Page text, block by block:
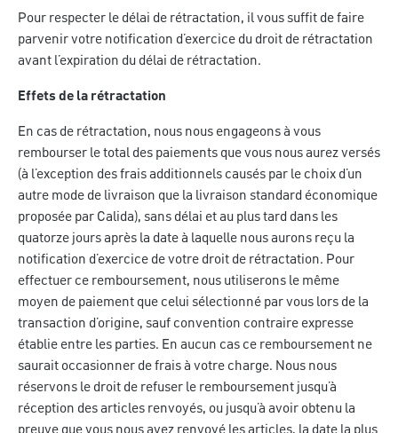
Pour respecter le délai de rétractation, il vous suffit de faire
parvenir votre notification d’exercice du droit de rétractation
avant l’expiration du délai de rétractation.
Effets de la rétractation
En cas de rétractation, nous nous engageons à vous
rembourser le total des paiements que vous nous aurez versés
(à l’exception des frais additionnels causés par le choix d’un
autre mode de livraison que la livraison standard économique
proposée par Calida), sans délai et au plus tard dans les
quatorze jours après la date à laquelle nous aurons reçu la
notification d’exercice de votre droit de rétractation. Pour
effectuer ce remboursement, nous utiliserons le même
moyen de paiement que celui sélectionné par vous lors de la
transaction d’origine, sauf convention contraire expresse
établie entre les parties. En aucun cas ce remboursement ne
saurait occasionner de frais à votre charge. Nous nous
réservons le droit de refuser le remboursement jusqu’à
réception des articles renvoyés, ou jusqu’à avoir obtenu la